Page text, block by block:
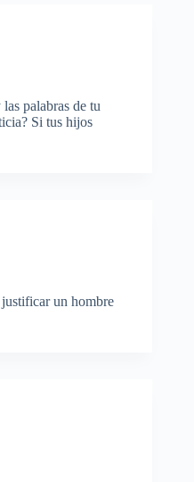
palabras de tu
Si tus hijos
un hombre